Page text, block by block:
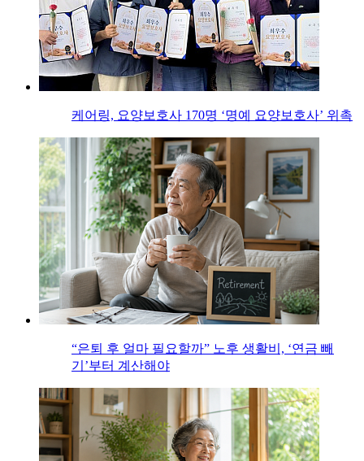
케어링, 요양보호사 170명 ‘명예 요양보호사’ 위촉
“은퇴 후 얼마 필요할까” 노후 생활비, ‘연금 빼
기’부터 계산해야